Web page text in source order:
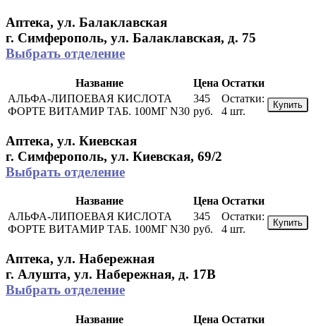
Аптека, ул. Балаклавская
г. Симферополь, ул. Балаклавская, д. 75
Выбрать отделение
Название Цена Остатки
АЛЬФА-ЛИПОЕВАЯ КИСЛОТА
ФОРТЕ ВИТАМИР ТАБ. 100МГ N30
345
руб.
Остатки:
4 шт.
Купить
Аптека, ул. Киевская
г. Симферополь, ул. Киевская, 69/2
Выбрать отделение
Название Цена Остатки
АЛЬФА-ЛИПОЕВАЯ КИСЛОТА
ФОРТЕ ВИТАМИР ТАБ. 100МГ N30
345
руб.
Остатки:
4 шт.
Купить
Аптека, ул. Набережная
г. Алушта, ул. Набережная, д. 17В
Выбрать отделение
Название Цена Остатки